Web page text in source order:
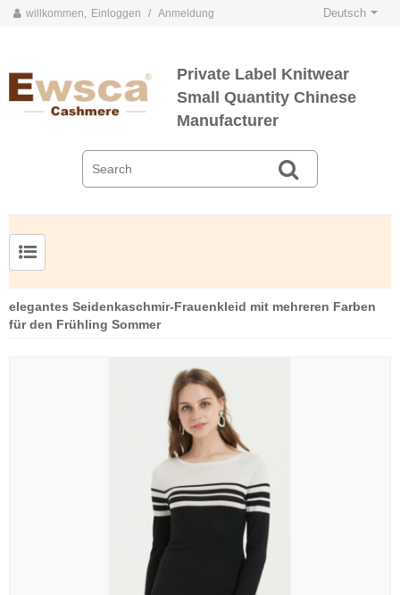
willkommen, Einloggen / Anmeldung Deutsch
Private Label Knitwear
Small Quantity Chinese
Manufacturer
elegantes Seidenkaschmir-Frauenkleid mit mehreren Farben
für den Frühling Sommer